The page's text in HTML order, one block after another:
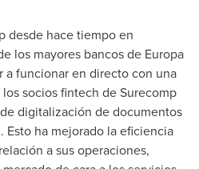
desde hace tiempo en
los mayores bancos de Europa
a funcionar en directo con una
socios fintech de Surecomp
digitalización de documentos
ha mejorado la eficiencia
a sus operaciones,